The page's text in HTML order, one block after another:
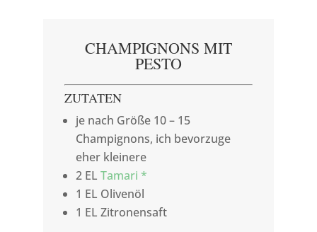
CHAMPIGNONS MIT
PESTO
ZUTATEN
je nach Größe 10 – 15
Champignons, ich bevorzuge
eher kleinere
2 EL Tamari *
1 EL Olivenöl
1 EL Zitronensaft